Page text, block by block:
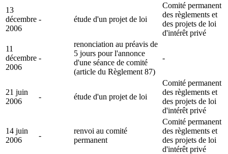
13
décembre
2006
- étude d'un projet de loi
Comité permanent
des règlements et
des projets de loi
d'intérêt privé
11
décembre
2006
-
renonciation au préavis de
5 jours pour l'annonce
d'une séance de comité
(article du Règlement 87)
-
21 juin
2006
- étude d'un projet de loi
Comité permanent
des règlements et
des projets de loi
d'intérêt privé
14 juin
2006
-
renvoi au comité
permanent
Comité permanent
des règlements et
des projets de loi
d'intérêt privé